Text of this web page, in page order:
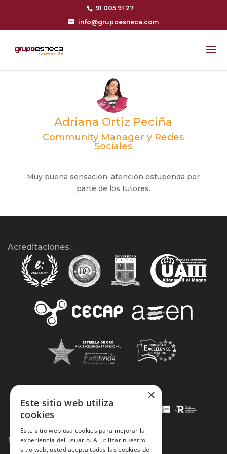
91 005 91 27
info@grupoesneca.com
Adriana Ortiz Peciña
Community Manager y Redes
Sociales
Muy buena sensación, atención estupenda por
parte de los tutores.
Acreditaciones:
Métodos de Pago:
×
Este sitio web utiliza
cookies
Este sitio web usa cookies para mejorar la
experiencia del usuario. Al utilizar nuestro
sitio web, usted acepta todas las cookies de